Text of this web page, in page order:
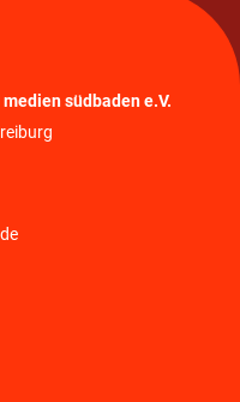
südbaden e.V.